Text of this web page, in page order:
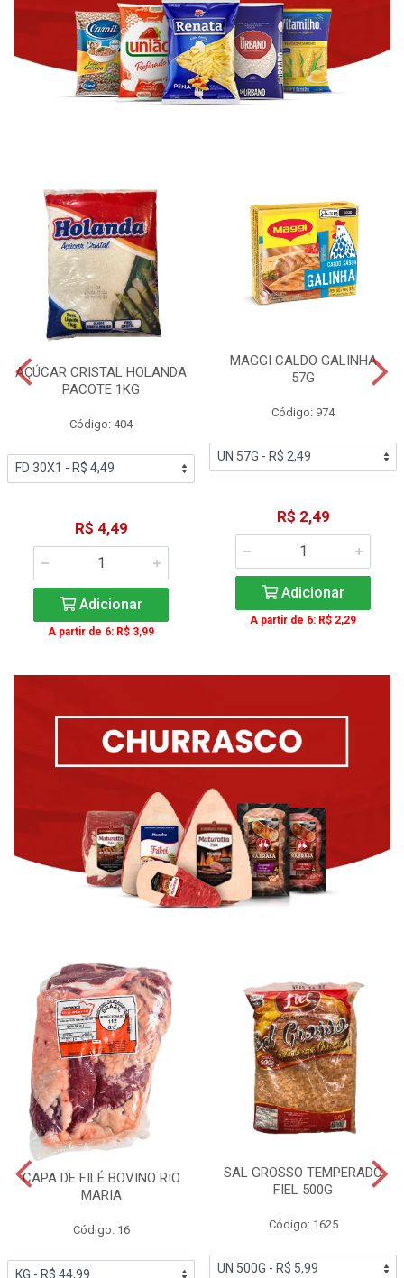
AÇÚCAR CRISTAL HOLANDA
PACOTE 1KG
Código: 404
R$ 4,49
Adicionar
A partir de 6: R$ 3,99
MAGGI CALDO GALINHA
57G
Código: 974
R$ 2,49
Adicionar
A partir de 6: R$ 2,29
CAPA DE FILÉ BOVINO RIO
MARIA
Código: 16
SAL GROSSO TEMPERADO
FIEL 500G
Código: 1625